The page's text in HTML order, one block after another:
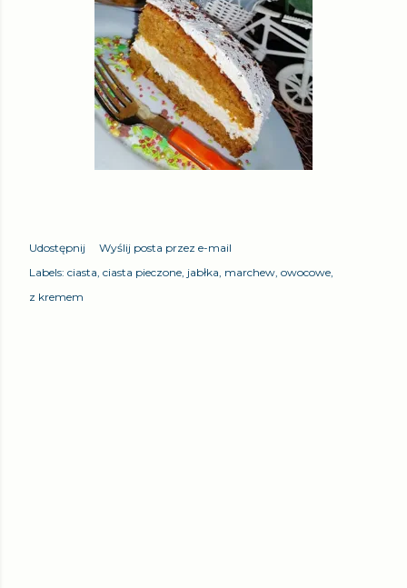
Udostępnij
Wyślij posta przez e-mail
Labels: ciasta ciasta pieczone jabłka marchew owocowe
z kremem